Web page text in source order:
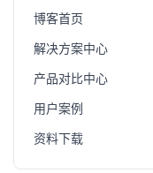
博客首页
解决方案中心
产品对比中心
用户案例
资料下载